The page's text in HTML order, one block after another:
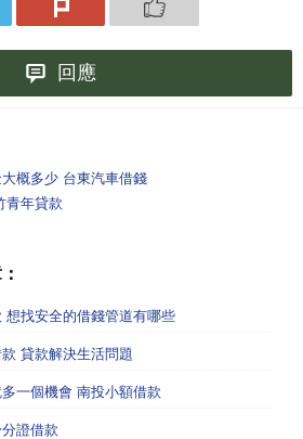
回應
概多少 台東汽車借錢
青年貸款
找安全的借錢管道有哪些
貸款解決生活問題
一個機會 南投小額借款
證借款